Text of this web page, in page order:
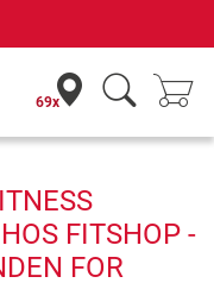
69x
FITSHOP -
FOR